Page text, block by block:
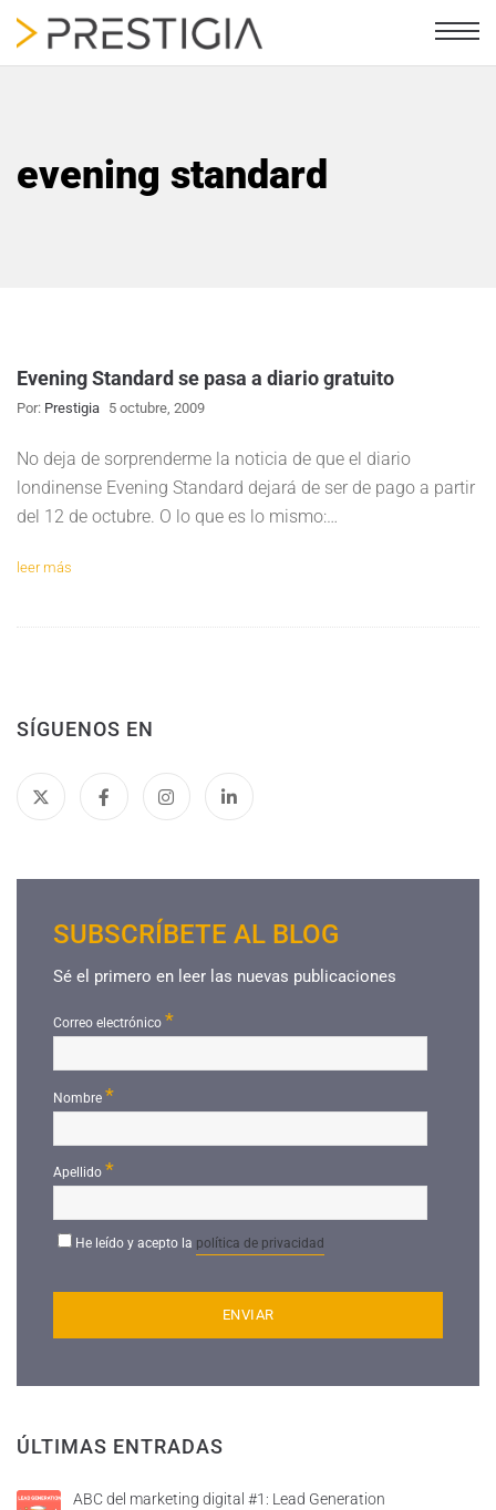
evening standard
Evening Standard se pasa a diario gratuito
Por: Prestigia 5 octubre, 2009
No deja de sorprenderme la noticia de que el diario
londinense Evening Standard dejará de ser de pago a partir
del 12 de octubre. O lo que es lo mismo:…
leer más
SÍGUENOS EN
SUBSCRÍBETE AL BLOG
Sé el primero en leer las nuevas publicaciones
Correo electrónico *
Nombre*
Apellido *
He leído y acepto la política de privacidad
ÚLTIMAS ENTRADAS
ABC del marketing digital #1: Lead Generation